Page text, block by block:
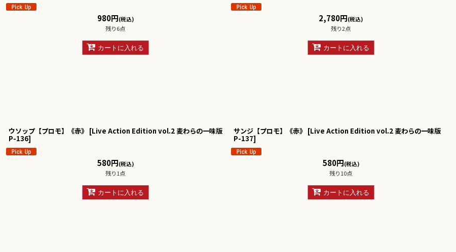
980円(税込)
残り6点
カートに入れる
2,780円(税込)
残り2点
カートに入れる
ウソップ【プロモ】《赤》 [Live Action Edition vol.2 麦わらの一味版
P-136]
580円(税込)
残り1点
カートに入れる
サンジ【プロモ】《赤》 [Live Action Edition vol.2 麦わらの一味版
P-137]
580円(税込)
残り10点
カートに入れる